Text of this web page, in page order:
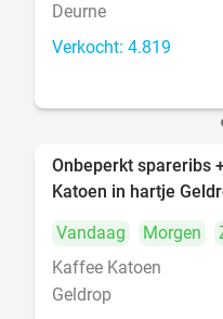
Deurne
Verkocht: 4.819
Onbeperkt spareribs
Katoen in hartje
Vandaag
Morgen
Kaffee Katoen
Geldrop